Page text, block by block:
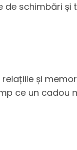
de schimbări și
și
ce un cadou